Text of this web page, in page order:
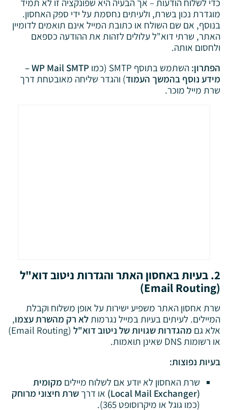
מוגדרת נכון בשרת, ולעיתים נחסמת על ידי ספק האחסון.
בנוסף, אם שם השולח או כתובת המייל אינם תואמים לדומיין
האתר, שרתי דוא"ל עלולים לזהות את ההודעה כספאם
ולחסום אותה.
הפתרון:השתמש בתוסף SMTP (כמו
WP Mail SMTP –
מידע נוסף בהמשך העמוד) והגדר שליחה מאובטחת דרך
שרת מייל מוכר.
2. בעיות באחסון האתר והגדרות ניטוב דוא"ל
שרת אחסון האתר משפיע ישירות על אופן משלוח וקבלת
המיילים. לעיתים בעיות במייל נגרמותלא רק מהשרת עצמו,
אלא גםמהגדרות שגויות של ניטוב דוא"ל
(Email Routing)
או רשומות DNS שאינן תואמות.
בעיות נפוצות:
שרת האחסון לא יודע אם לשלוח מייליםמקומית
או דרךשרת חיצוני מרוחק
(כמו גוגל או מיקרוסופט 365).